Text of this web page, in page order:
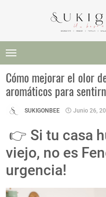
Cómo mejorar el olor
aromáticos para
SUKIGONBEE Junio 26,
👉 Si tu casa
viejo, no es
urgencia!